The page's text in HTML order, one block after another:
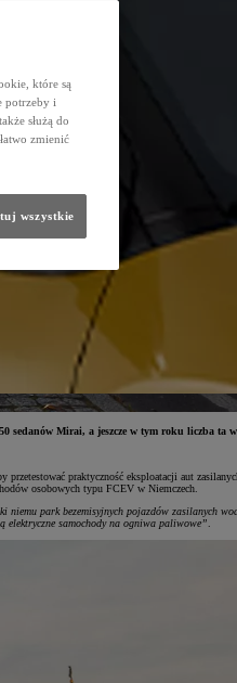
sedanów Mirai, a jeszcze w tym roku liczba ta
praktyczność eksploatacji aut
osobowych typu FCEV w Niemczech.
niemu park bezemisyjnych pojazdów zasilanych
elektryczne samochody na ogniwa paliwowe”
które są
potrzeby i
służą do
zmienić
wszystkie